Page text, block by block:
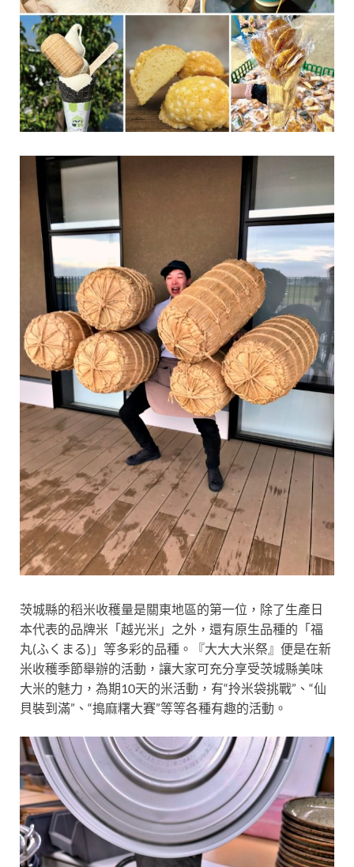
茨城縣的稻米收穫量是關東地區的第一位，除了生產日
本代表的品牌米「越光米」之外，還有原生品種的「福
丸(ふくまる)」等多彩的品種。『大大大米祭』便是在新
米收穫季節舉辦的活動，讓大家可充分享受茨城縣美味
大米的魅力，為期10天的米活動，有“拎米袋挑戰”、“仙
貝裝到滿”、“搗麻糬大賽”等等各種有趣的活動。